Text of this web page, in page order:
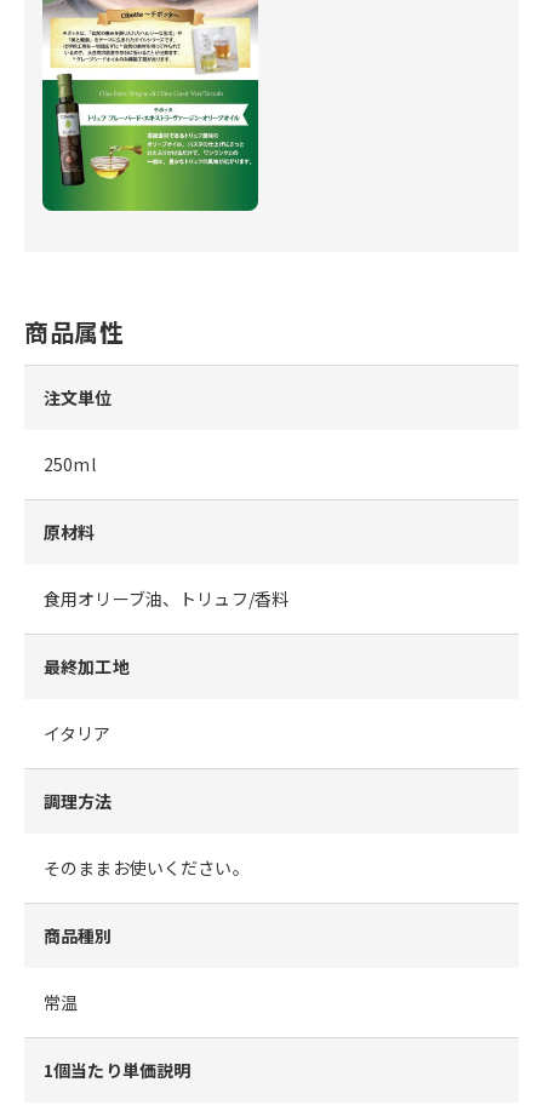
商品属性
注文単位
250ml
原材料
食用オリーブ油、トリュフ/香料
最終加工地
イタリア
調理方法
そのままお使いください。
商品種別
常温
1個当たり単価説明